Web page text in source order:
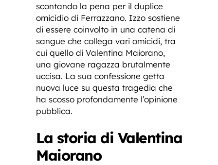
scontando la pena per il duplice
omicidio di Ferrazzano. Izzo sostiene
di essere coinvolto in una catena di
sangue che collega vari omicidi, tra
cui quello di Valentina Maiorano,
una giovane ragazza brutalmente
uccisa. La sua confessione getta
nuova luce su questa tragedia che
ha scosso profondamente l’opinione
pubblica.
La storia di Valentina
Maiorano